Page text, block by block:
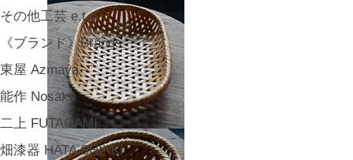
その他工芸 e.t.c
《ブランド》Brands
東屋 Azmaya
能作 Nosaku
二上 FUTAGAMI
畑漆器 HATA SHIKKI